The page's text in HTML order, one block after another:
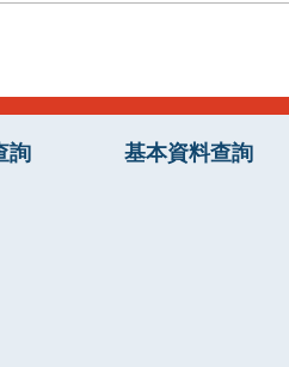
詢 基本資料查詢